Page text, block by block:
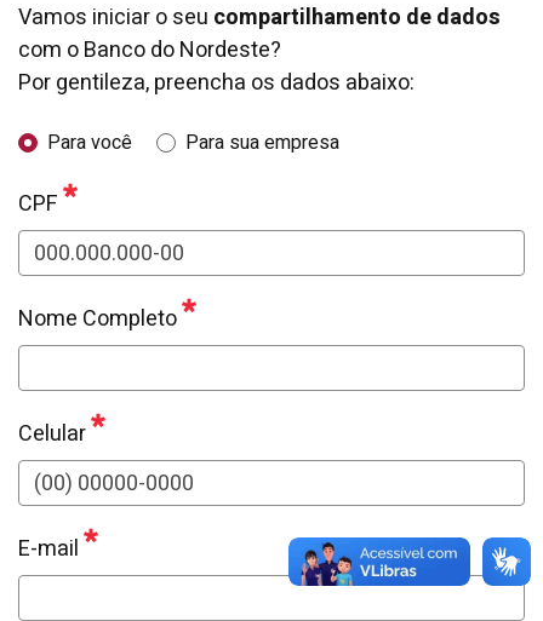
Vamos iniciar o seu compartilhamento de dados
com o Banco do Nordeste?
Por gentileza, preencha os dados abaixo:
Para você Para sua empresa
CPF
Nome Completo
Celular
E-mail